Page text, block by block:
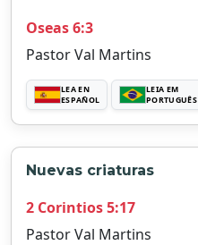
Oseas 6:3
Pastor Val Martins
LEA EN
ESPAÑOL
LEIA EM
PORTUGUÊS
Nuevas criaturas
2 Corintios 5:17
Pastor Val Martins